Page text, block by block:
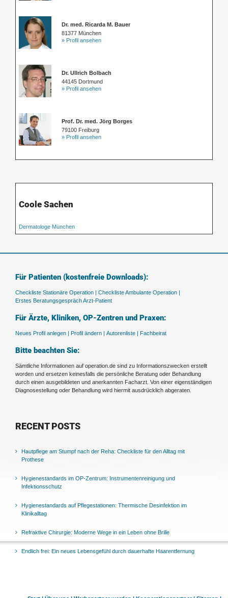
Dr. med. Ricarda M. Bauer
81377 München
» Profil ansehen
Dr. Ullrich Bolbach
44145 Dortmund
» Profil ansehen
Prof. Dr. med. Jörg Borges
79100 Freiburg
» Profil ansehen
Coole Sachen
Dermatologe München
Für Patienten (kostenfreie Downloads):
Checkliste Stationäre Operation | Checkliste Ambulante Operation |
Erstes Beratungsgespräch Arzt-Patient
Für Ärzte, Kliniken, OP-Zentren und Praxen:
Neues Profil anlegen | Profil ändern | Autorenliste | Fachbeirat
Bitte beachten Sie:
Sämtliche Informationen auf operation.de sind zu Informationszwecken erstellt
worden und ersetzen keinesfalls die persönliche Beratung oder Behandlung
durch einen ausgebildeten und anerkannten Facharzt. Von einer eigenständigen
Diagnosestellung oder Behandlung wird hiermit ausdrücklich abgeraten.
RECENT POSTS
Hautpflege am Stumpf nach der Reha: Checkliste für den Alltag mit
Prothese
Hygienestandards im OP-Zentrum: Instrumentenreinigung und
Infektionsschutz
Hygienestandards auf Pflegestationen: Thermische Desinfektion im
Klinikalltag
Refraktive Chirurgie: Moderne Wege in ein Leben ohne Brille
Endlich frei: Ein neues Lebensgefühl durch dauerhafte Haarentfernung